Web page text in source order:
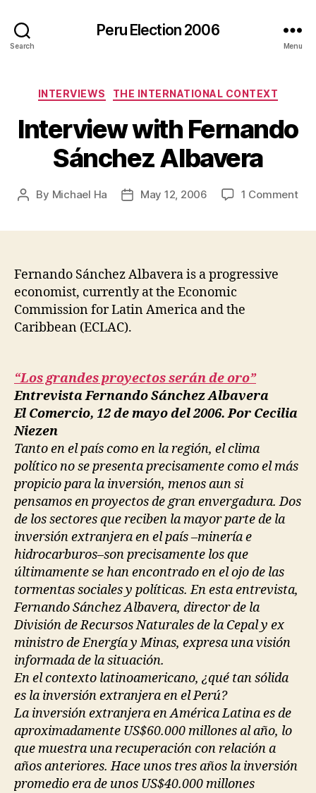
Search
Peru Election 2006
Menu
Categories
INTERVIEWS THE INTERNATIONAL CONTEXT
Interview with Fernando
Sánchez Albavera
Post
By Michael Ha
PostMay 12, 2006 1 Commenton
Fernando Sánchez Albavera is a progressive
economist, currently at the Economic
Commission for Latin America and the
Caribbean (ECLAC).
“Los grandes proyectos serán de oro”
Entrevista Fernando Sánchez Albavera
El Comercio, 12 de mayo del 2006. Por Cecilia
Niezen
Tanto en el país como en la región, el clima
político no se presenta precisamente como el más
propicio para la inversión, menos aun si
pensamos en proyectos de gran envergadura. Dos
de los sectores que reciben la mayor parte de la
inversión extranjera en el país –minería e
hidrocarburos–son precisamente los que
últimamente se han encontrado en el ojo de las
tormentas sociales y políticas. En esta entrevista,
Fernando Sánchez Albavera, director de la
División de Recursos Naturales de la Cepal y ex
ministro de Energía y Minas, expresa una visión
informada de la situación.
En el contexto latinoamericano, ¿qué tan sólida
es la inversión extranjera en el Perú?
La inversión extranjera en América Latina es de
aproximadamente US$60.000 millones al año, lo
que muestra una recuperación con relación a
años anteriores. Hace unos tres años la inversión
promedio era de unos US$40.000 millones